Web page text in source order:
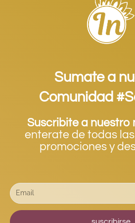
Sumate a
Comunidad
Suscribite a nuestro
enterate de todas
promociones y